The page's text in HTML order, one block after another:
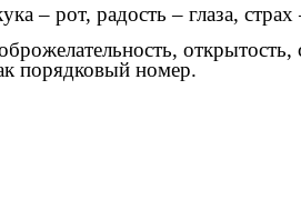
– рот, радость – глаза, страх
порядковый номер.